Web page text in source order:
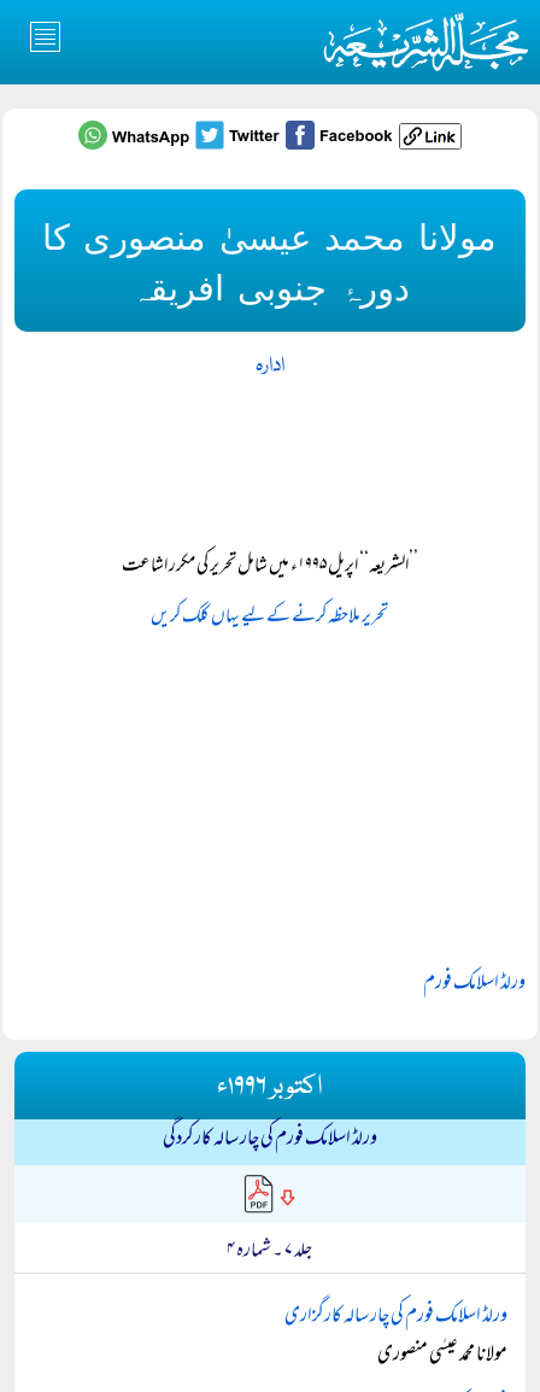
مولانا محمد عیسیٰ منصوری کا
دورۂ جنوبی افریقہ
ادارہ
’’الشریعہ‘‘ اپریل ۱۹۹۵ء میں شامل تحریر کی مکرر اشاعت
تحریر ملاحظہ کرنے کے لیے یہاں کلک کریں
ورلڈ اسلامک فورم
اکتوبر ۱۹۹۶ء
ورلڈ اسلامک فورم کی چار سالہ کارکردگی
جلد ۷ ۔ شمارہ ۴
ورلڈ اسلامک فورم کی چار سالہ کارگزاری
مولانا محمد عیسٰی منصوری